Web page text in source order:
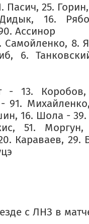
Пасич, 25.
16.
Ассинор
Самойленко, 8.
6.
- 13.
91.
16. Шола - 39.
51.
Караваев, 29.
c ЛНЗ в